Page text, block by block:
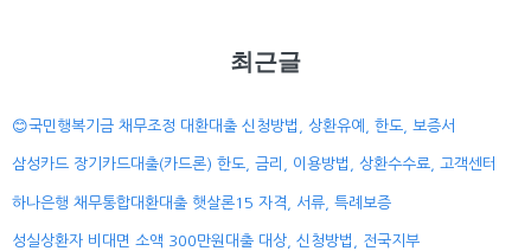
최근글
😊국민행복기금 채무조정 대환대출 신청방법, 상환유예, 한도, 보증서
삼성카드 장기카드대출(카드론) 한도, 금리, 이용방법, 상환수수료, 고객센터
하나은행 채무통합대환대출 햇살론15 자격, 서류, 특례보증
성실상환자 비대면 소액 300만원대출 대상, 신청방법, 전국지부